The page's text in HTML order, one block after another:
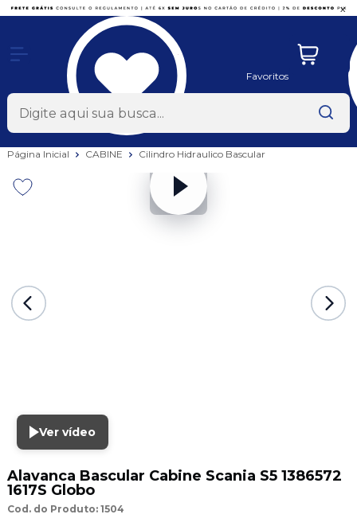
x
Favoritos
Página Inicial CABINE Cilindro Hidraulico Bascular
Ver vídeo
Alavanca Bascular Cabine Scania S5 1386572
1617S Globo
Cod. do Produto: 1504